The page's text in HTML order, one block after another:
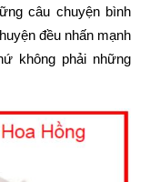
câu chuyện bình
đều nhấn mạnh
không phải những